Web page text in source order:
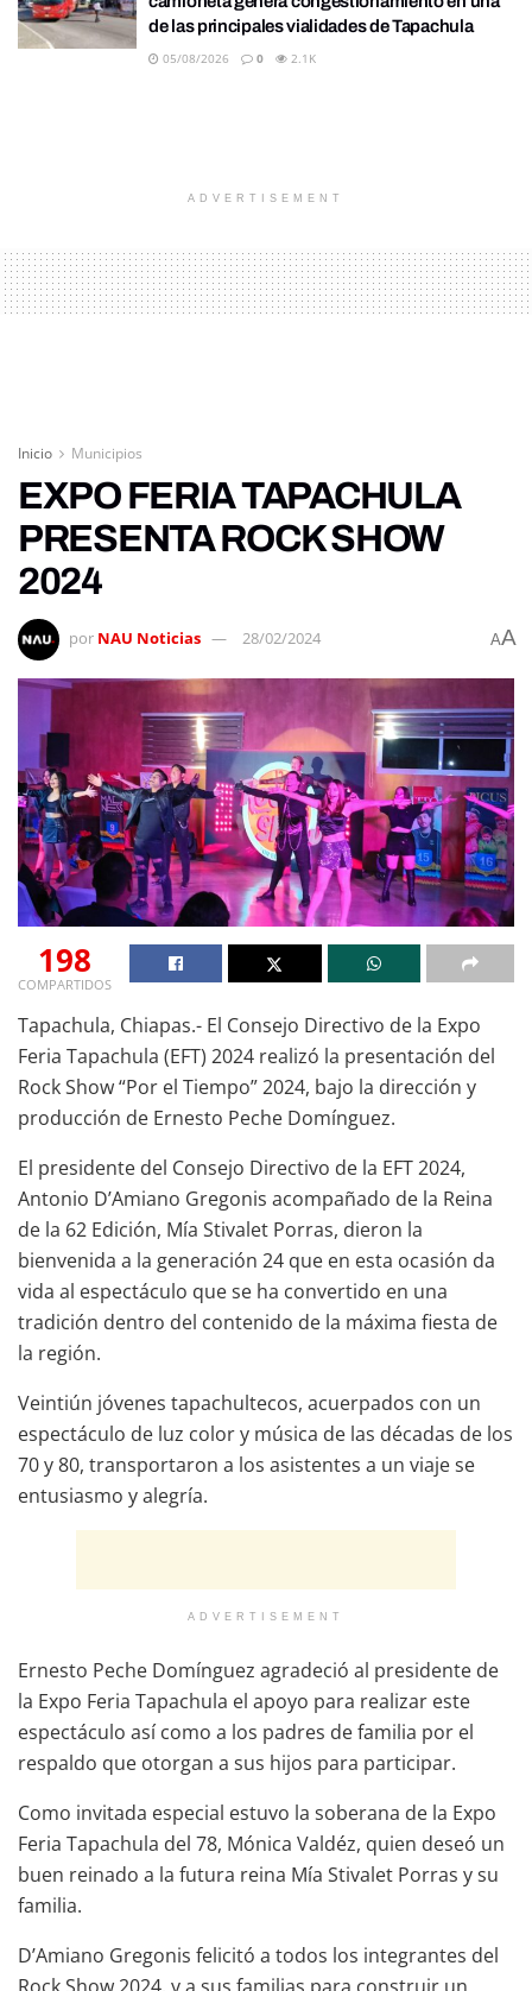
de las principales vialidades de Tapachula
05/08/2026 0 2.1K
ADVERTISEMENT
Inicio Municipios
EXPO FERIA TAPACHULA
PRESENTA ROCK SHOW
2024
por NAU Noticias 28/02/2024 AA
198
COMPARTIDOS
Tapachula, Chiapas.- El Consejo Directivo de la Expo
Feria Tapachula (EFT) 2024 realizó la presentación del
Rock Show “Por el Tiempo” 2024, bajo la dirección y
producción de Ernesto Peche Domínguez.
El presidente del Consejo Directivo de la EFT 2024,
Antonio D’Amiano Gregonis acompañado de la Reina
de la 62 Edición, Mía Stivalet Porras, dieron la
bienvenida a la generación 24 que en esta ocasión da
vida al espectáculo que se ha convertido en una
tradición dentro del contenido de la máxima fiesta de
la región.
Veintiún jóvenes tapachultecos, acuerpados con un
espectáculo de luz color y música de las décadas de los
70 y 80, transportaron a los asistentes a un viaje se
entusiasmo y alegría.
ADVERTISEMENT
Ernesto Peche Domínguez agradeció al presidente de
la Expo Feria Tapachula el apoyo para realizar este
espectáculo así como a los padres de familia por el
respaldo que otorgan a sus hijos para participar.
Como invitada especial estuvo la soberana de la Expo
Feria Tapachula del 78, Mónica Valdéz, quien deseó un
buen reinado a la futura reina Mía Stivalet Porras y su
familia.
D’Amiano Gregonis felicitó a todos los integrantes del
Rock Show 2024, y a sus familias para construir un